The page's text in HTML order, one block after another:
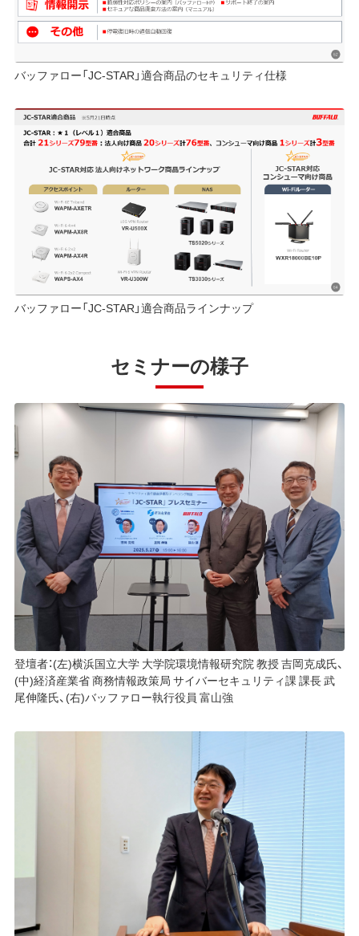
バッファロー「JC-STAR」適合商品のセキュリティ仕様
バッファロー「JC-STAR」適合商品ラインナップ
セミナーの様子
登壇者：(左)横浜国立大学 大学院環境情報研究院 教授 吉岡克成氏、
(中)経済産業省 商務情報政策局 サイバーセキュリティ課 課長 武
尾伸隆氏、(右)バッファロー執行役員 富山強